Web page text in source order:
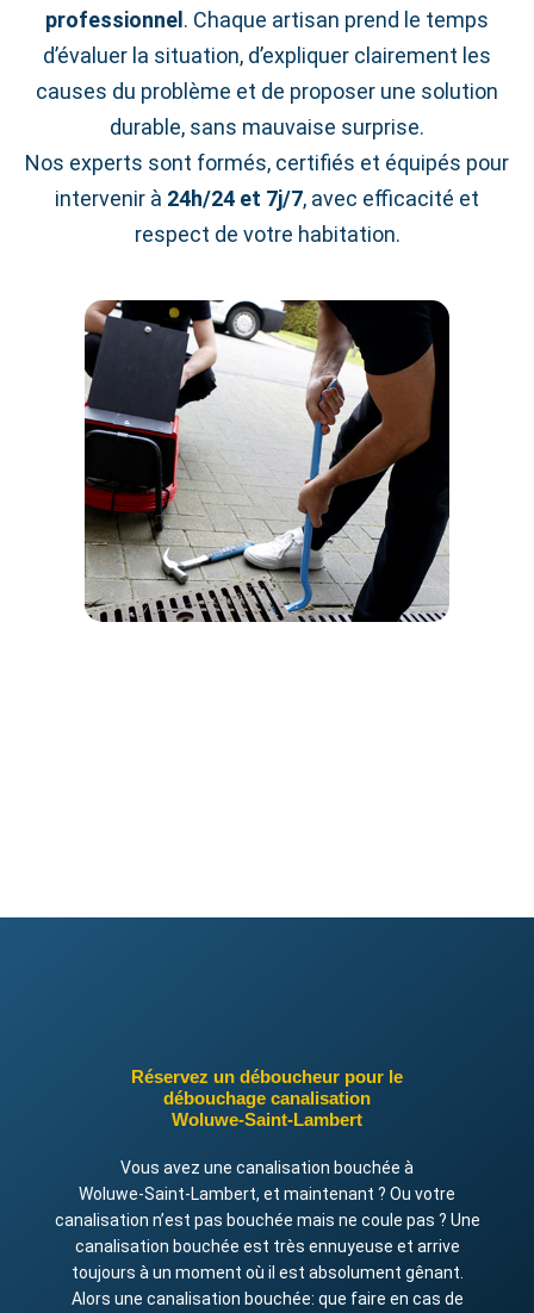
professionnel. Chaque artisan prend le temps
d’évaluer la situation, d’expliquer clairement les
causes du problème et de proposer une solution
durable, sans mauvaise surprise.
Nos experts sont formés, certifiés et équipés pour
intervenir à 24h/24 et 7j/7, avec efficacité et
respect de votre habitation.
Réservez un déboucheur pour le
débouchage canalisation
Woluwe‑Saint‑Lambert
Vous avez une canalisation bouchée à
Woluwe‑Saint‑Lambert, et maintenant ? Ou votre
canalisation n’est pas bouchée mais ne coule pas ? Une
canalisation bouchée est très ennuyeuse et arrive
toujours à un moment où il est absolument gênant.
Alors une canalisation bouchée: que faire en cas de